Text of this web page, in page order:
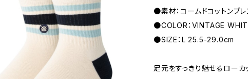
●素材：コームドコットンブレ
●COLOR：VINTAGE
●SIZE：L 25.5-29.0cm
足元をすっきり魅せるローカ